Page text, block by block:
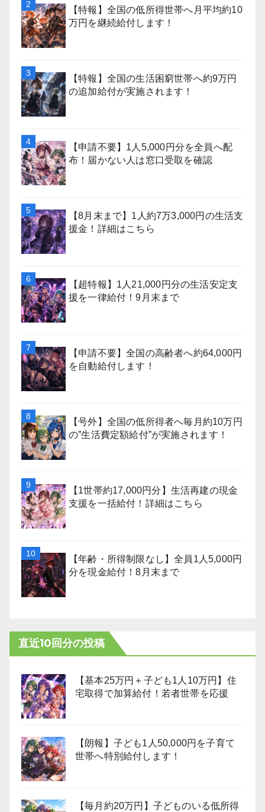
【特報】全国の低所得世帯へ月平均約10
万円を継続給付します！
【特報】全国の生活困窮世帯へ約9万円
の追加給付が実施されます！
【申請不要】1人5,000円分を全員へ配
布！届かない人は窓口受取を確認
【8月末まで】1人約7万3,000円の生活支
援金！詳細はこちら
【超特報】1人21,000円分の生活安定支
援を一律給付！9月末まで
【申請不要】全国の高齢者へ約64,000円
を自動給付します！
【号外】全国の低所得者へ毎月約10万円
の”生活費定額給付”が実施されます！
【1世帯約17,000円分】生活再建の現金
支援を一括給付！詳細はこちら
【年齢・所得制限なし】全員1人5,000円
分を現金給付！8月末まで
直近10回分の投稿
【基本25万円＋子ども1人10万円】住
宅取得で加算給付！若者世帯を応援
【朗報】子ども1人50,000円を子育て
世帯へ特別給付します！
【毎月約20万円】子どものいる低所得